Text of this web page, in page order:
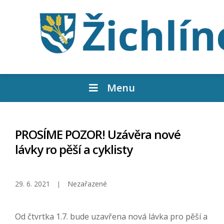
Menu
PROSÍME POZOR! Uzávěra nové
lávky ro pěší a cyklisty
29. 6. 2021 Nezařazené
Od čtvrtka 1.7. bude uzavřena nová lávka pro pěší a